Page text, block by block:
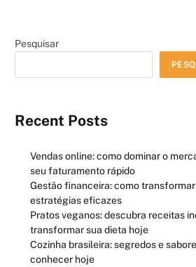
Pesquisar
Recent Posts
Vendas online: como dominar o
seu faturamento rápido
Gestão financeira: como
estratégias eficazes
Pratos veganos: descubra receitas
transformar sua dieta hoje
Cozinha brasileira: segredos e
conhecer hoje